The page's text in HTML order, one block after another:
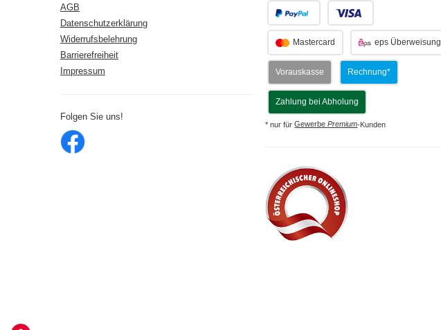
AGB
Datenschutzerklärung
Widerrufsbelehrung
Barrierefreiheit
Impressum
Folgen Sie uns!
Mastercard eps Überweisung
Vorauskasse Rechnung*
Zahlung bei Abholung
* nur fürGewerbePremium-Kunden